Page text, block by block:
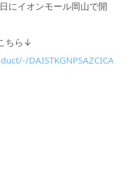
イオンモール岡山で開
ちら↓
DAISTKGNPSAZCICA